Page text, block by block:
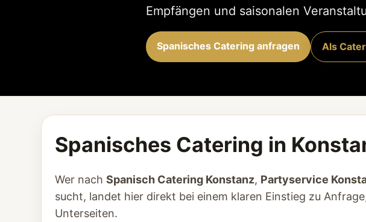
Empfängen und saisonalen
Spanisches Catering anfragen Als
Spanisches Catering in
Wer nach Spanisch Catering Konstanz, Partyservice
sucht, landet hier direkt bei einem klaren Einstieg zu
Unterseiten.